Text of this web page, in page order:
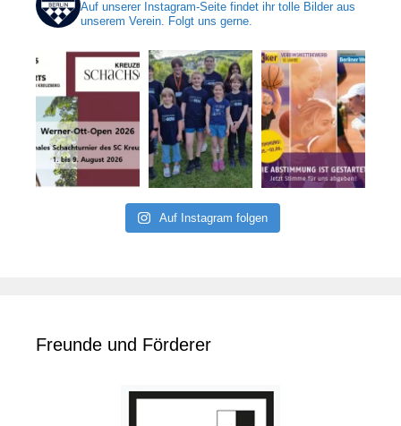
Auf unserer Instagram-Seite findet ihr tolle Bilder aus
unserem Verein. Folgt uns gerne.
Auf Instagram folgen
Freunde und Förderer